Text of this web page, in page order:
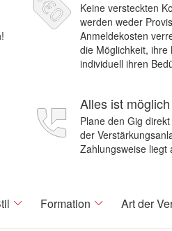
Keine versteckten
werden weder
Anmeldekosten
die Möglichkeit, ihre
individuell ihren
Alles ist möglich
Plane den Gig
der
Zahlungsweise liegt
Formation Art der